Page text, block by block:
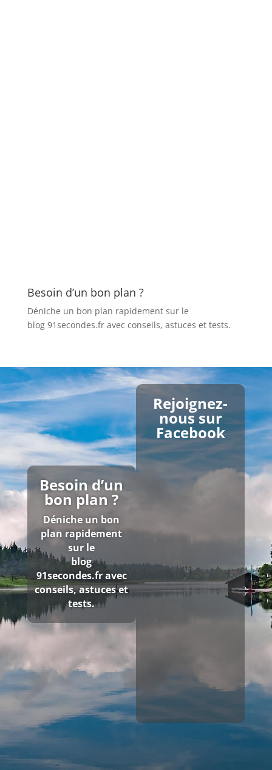
Besoin d’un bon plan ?
Déniche un bon plan rapidement sur le
blog 91secondes.fravec conseils, astuces et tests.
Besoin d’un
bon plan ?
Déniche un bon
plan rapidement
sur le
blog
91secondes.fravec
conseils, astuces et
tests.
Rejoignez-
nous sur
Facebook